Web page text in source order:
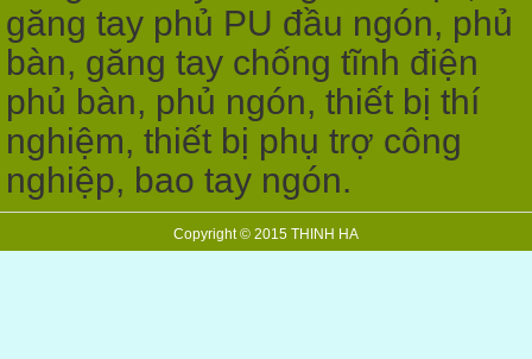
găng tay phủ PU đầu ngón, phủ
bàn, găng tay chống tĩnh điện
phủ bàn, phủ ngón, thiết bị thí
nghiệm, thiết bị phụ trợ công
nghiệp, bao tay ngón.
Copyright © 2015 THINH HA